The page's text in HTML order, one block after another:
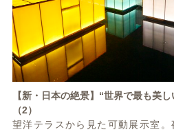
【新・日本の絶景】“世界で最も美
（2）
望洋テラスから見た可動展示室。